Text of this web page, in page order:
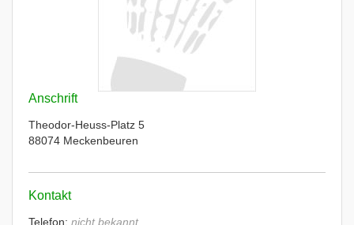
Anschrift
Theodor-Heuss-Platz 5
88074 Meckenbeuren
Kontakt
Telefon: nicht bekannt